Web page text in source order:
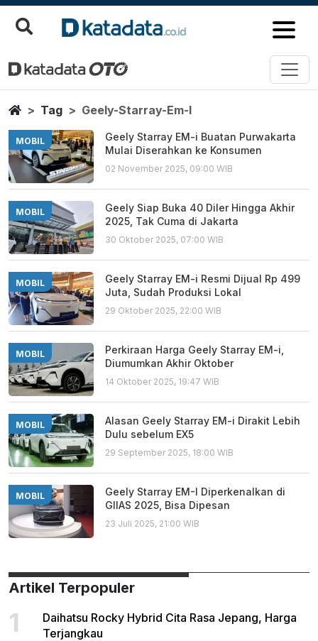
Geely Starray Em I
Berita Terbaru
HomeTag Geely-Starray-Em-I
MOBIL
Geely Starray EM-i Buatan Purwakarta
Mulai Diserahkan ke Konsumen
02 November 2025, 09:00 WIB
MOBIL
Geely Siap Buka 40 Diler Hingga Akhir
2025, Tak Cuma di Jakarta
30 Oktober 2025, 07:00 WIB
MOBIL
Geely Starray EM-i Resmi Dijual Rp 499
Juta, Sudah Produksi Lokal
29 Oktober 2025, 22:00 WIB
MOBIL
Perkiraan Harga Geely Starray EM-i,
Diumumkan Akhir Oktober
14 Oktober 2025, 19:47 WIB
MOBIL
Alasan Geely Starray EM-i Dirakit Lebih
Dulu sebelum EX5
29 September 2025, 18:00 WIB
MOBIL
Geely Starray EM-I Diperkenalkan di
GIIAS 2025, Bisa Dipesan
23 Juli 2025, 21:00 WIB
Artikel Terpopuler
1
Daihatsu Rocky Hybrid Cita Rasa Jepang, Harga
Terjangkau